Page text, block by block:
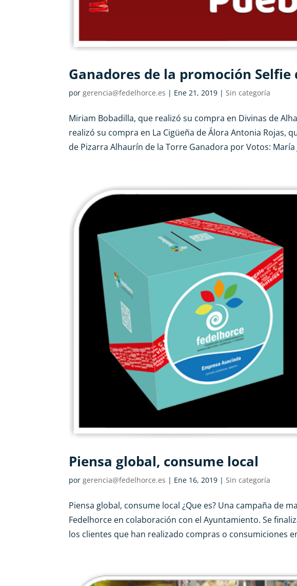
Ganadores de la promoción
porgerencia@fedelhorce.es | Ene 21, 2019 | Sin categoría
Miriam Bobadilla, que realizó su compra en Divinas de
realizó su compra en La Cigüeña de Álora Antonia Rojas,
de Pizarra Alhaurín de la Torre Ganadora por Votos: María
Piensa global, consume local
porgerencia@fedelhorce.es | Ene 16, 2019 | Sin categoría
Piensa global, consume local ¿Que es? Una campaña de
Fedelhorce en colaboración con el Ayuntamiento. Se
los clientes que han realizado compras o consumiciones